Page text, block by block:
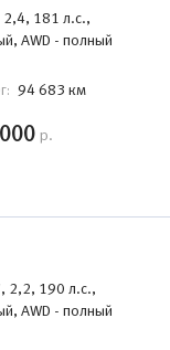
181 л.с.,
AWD - полный
94 683 км
р.
2,2, 190 л.с.,
AWD - полный